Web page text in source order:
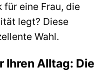
für eine Frau, die
legt? Diese
Wahl.
Ihren Alltag: Die